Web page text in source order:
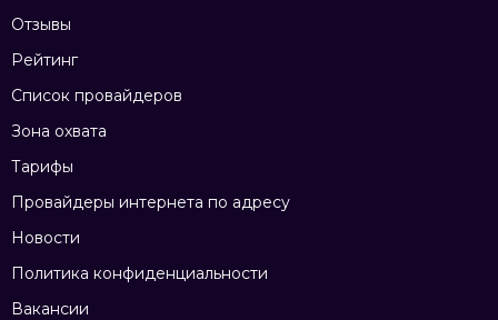
Отзывы
Рейтинг
Список провайдеров
Зона охвата
Тарифы
Провайдеры интернета по адресу
Новости
Политика конфиденциальности
Вакансии